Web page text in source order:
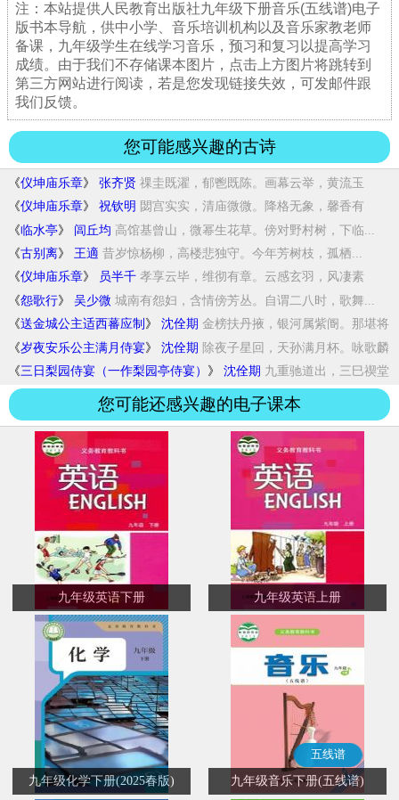
注：本站提供人民教育出版社九年级下册音乐(五线谱)电子
版书本导航，供中小学、音乐培训机构以及音乐家教老师
备课，九年级学生在线学习音乐，预习和复习以提高学习
成绩。由于我们不存储课本图片，点击上方图片将跳转到
第三方网站进行阅读，若是您发现链接失效，可发邮件跟
我们反馈。
您可能感兴趣的古诗
《仪坤庙乐章》 张齐贤 祼圭既濯，郁鬯既陈。画幕云举，黄流玉
醇。...
《仪坤庙乐章》 祝钦明 閟宫实实，清庙微微。降格无象，馨香有
依。...
《临水亭》 闾丘均 高馆基曾山，微幂生花草。傍对野村树，下临...
《古别离》 王適 昔岁惊杨柳，高楼悲独守。今年芳树枝，孤栖...
《仪坤庙乐章》 员半千 孝享云毕，维彻有章。云感玄羽，风凄素
商。...
《怨歌行》 吴少微 城南有怨妇，含情傍芳丛。自谓二八时，歌舞...
《送金城公主适西蕃应制 》 沈佺期 金榜扶丹掖，银河属紫阍。那堪将
凤女，还以...
《岁夜安乐公主满月侍宴》 沈佺期 除夜子星回，天孙满月杯。咏歌麟
趾合，箫管...
《三日梨园侍宴（一作梨园亭侍宴） 》 沈佺期 九重驰道出，三巳禊堂
开。画鹢中流动，青龙...
您可能还感兴趣的电子课本
九年级英语下册 九年级英语上册
九年级化学下册(2025春版)
五线谱
九年级音乐下册(五线谱)